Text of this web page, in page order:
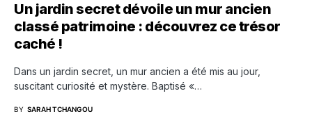
Un jardin secret dévoile un mur ancien
classé patrimoine : découvrez ce trésor
caché !
Dans un jardin secret, un mur ancien a été mis au jour,
suscitant curiosité et mystère. Baptisé «…
BY SARAH TCHANGOU